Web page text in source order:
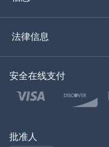
土耳其语
波兰文
法律信息
安全在线支付
批准人